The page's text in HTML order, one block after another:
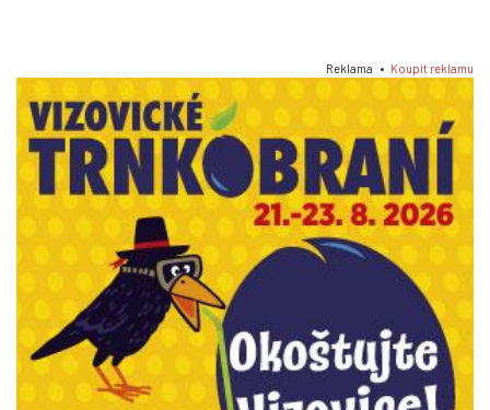
Reklama • Koupit reklamu